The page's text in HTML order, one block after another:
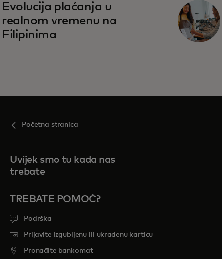
Evolucija plaćanja u
realnom vremenu na
Filipinima
Početna stranica
Uvijek smo tu kada nas
trebate
TREBATE POMOĆ?
Podrška
Prijavite izgubljenu ili ukradenu karticu
Pronađite bankomat